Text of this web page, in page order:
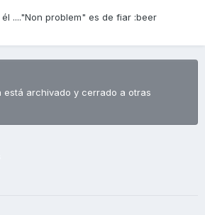
...."Non problem" es de fiar :beer
está archivado y cerrado a otras